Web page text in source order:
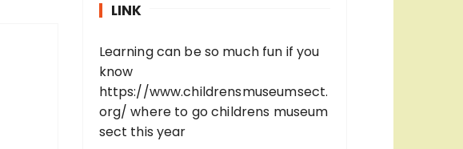
LINK
Learning can be so much fun if you
know
https://www.childrensmuseumsect.
org/ where to go childrens museum
sect this year